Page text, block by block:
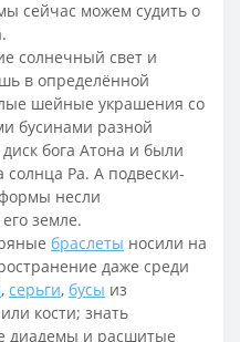
сейчас можем судить о
солнечный свет и
в определённой
шейные украшения со
бусинами разной
бога Атона и были
солнца Ра. А подвески-
несли
земле.
браслеты носили на
даже среди
, серьги, бусы из
кости; знать
диадемы и расшитые